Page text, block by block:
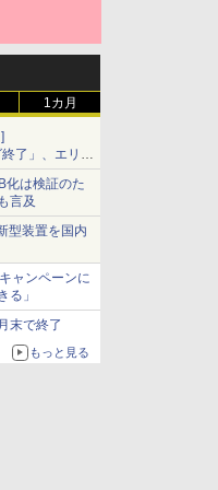
1カ月
了」、エリア
の課題
化は検証のた
言及
型装置を国内
ャンペーンに
る」
末で終了
もっと見る